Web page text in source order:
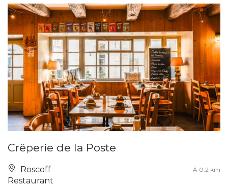
Crêperie de la Poste
Roscoff À 0.2 km
Restaurant